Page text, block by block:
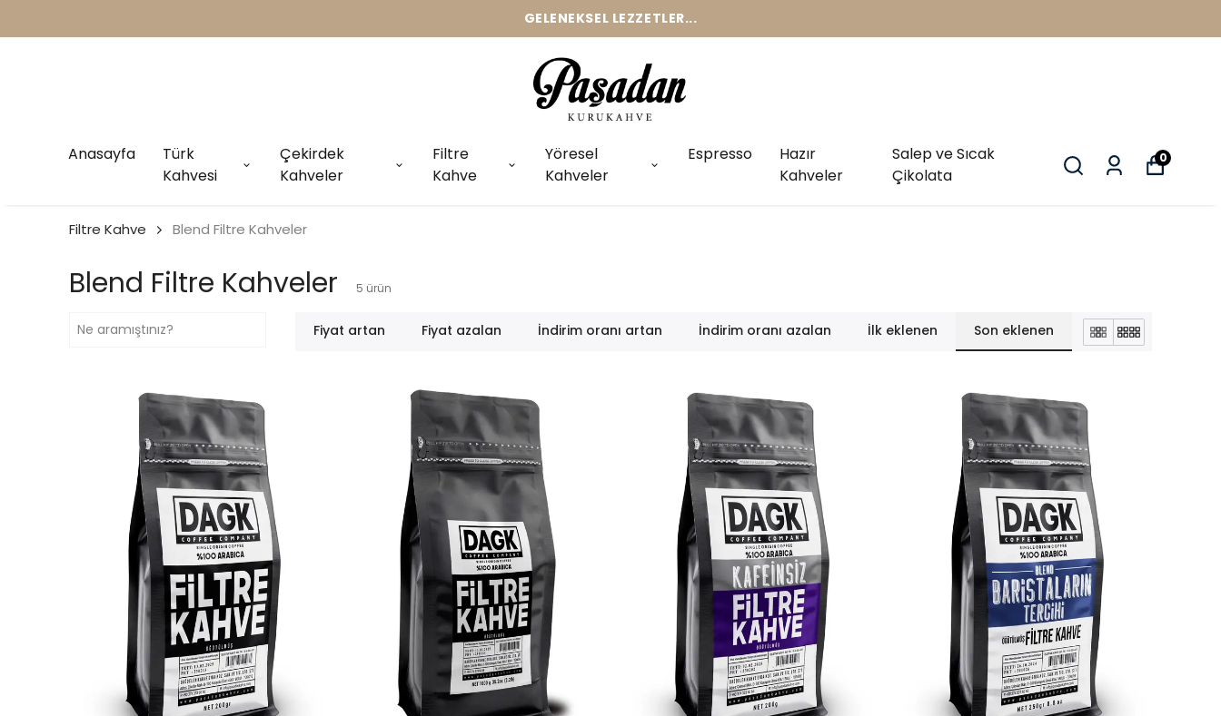
GELENEKSEL LEZZETLER...
Anasayfa
Türk
Kahvesi
Çekirdek
Kahveler
Filtre
Kahve
Yöresel
Kahveler
Espresso
Hazır
Kahveler
Salep ve Sıcak
Çikolata
0
Filtre Kahve Blend Filtre Kahveler
Blend Filtre Kahveler 5 ürün
Fiyat artan Fiyat azalan İndirim oranı artan İndirim oranı azalan İlk eklenen Son eklenen